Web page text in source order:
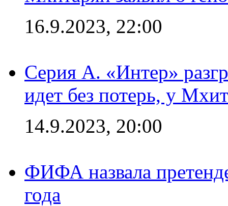
16.9.2023, 22:00
Серия А. «Интер»
идет без потерь, у
14.9.2023, 20:00
ФИФА назвала
года